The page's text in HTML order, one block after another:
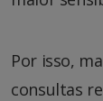
Por isso,
consultas